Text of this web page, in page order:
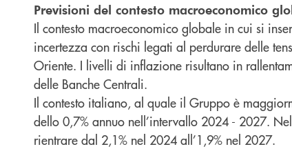
Previsioni del contesto macroeconomico
Il contesto macroeconomico globale in cui si
incertezza con rischi legati al perdurare delle
Oriente. I livelli di inflazione risultano in
delle Banche Centrali.
Il contesto italiano, al quale il Gruppo è
dello 0,7% annuo nell’intervallo 2024 - 2027.
rientrare dal 2,1% nel 2024 all’1,9% nel 2027.